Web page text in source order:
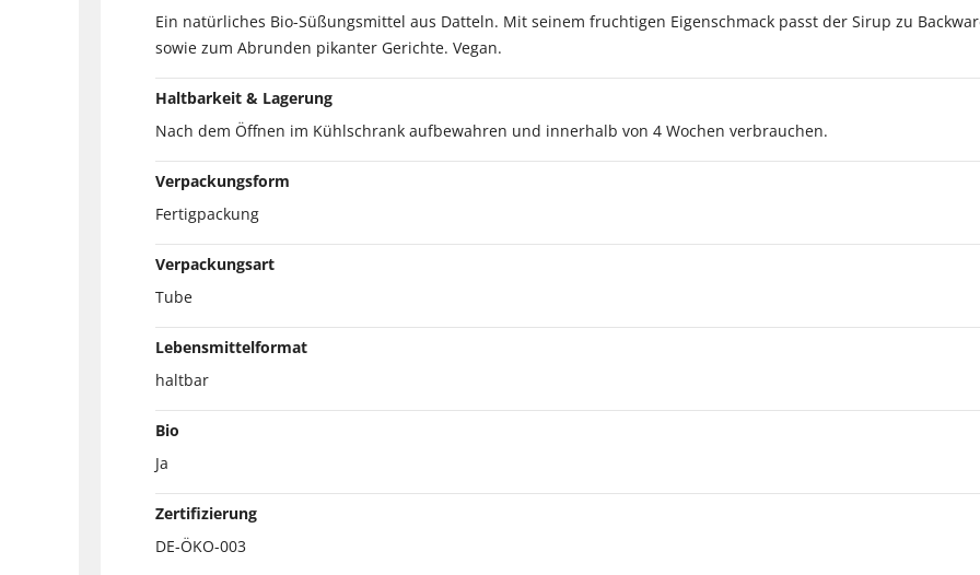
Ein natürliches Bio-Süßungsmittel aus Datteln. Mit seinem fruchtigen Eigenschmack passt der Sirup zu
sowie zum Abrunden pikanter Gerichte. Vegan.
Haltbarkeit & Lagerung
Nach dem Öffnen im Kühlschrank aufbewahren und innerhalb von 4 Wochen verbrauchen.
Verpackungsform
Fertigpackung
Verpackungsart
Tube
Lebensmittelformat
haltbar
Bio
Ja
Zertifizierung
DE-ÖKO-003